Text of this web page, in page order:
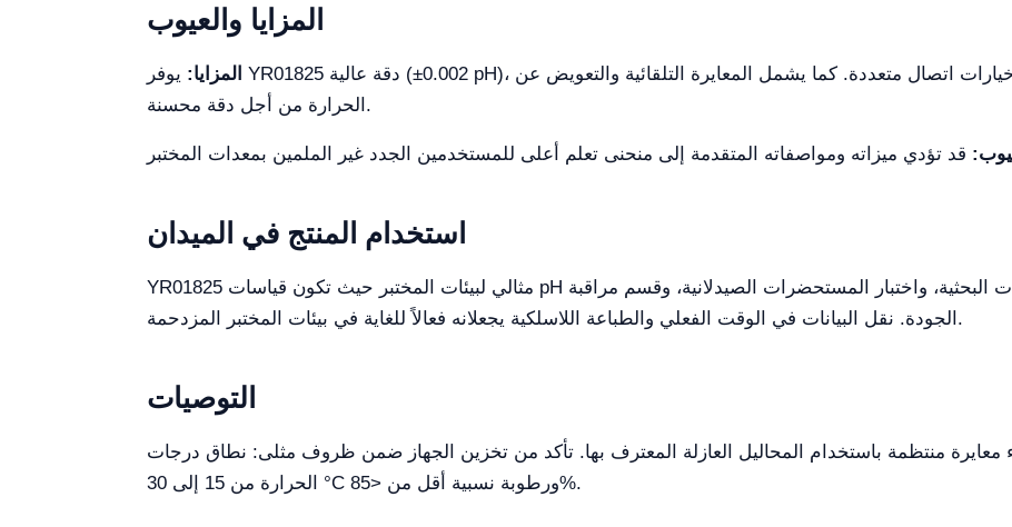
المزايا والعيوب
المزايا: يوفر YR01825 دقة عالية (±0.002 pH)، وشاشة لمس كبيرة لسيطرة أفضل، وخيارات اتصال متعددة. كما يشمل المعايرة التلقائية والتعويض عن
الحرارة من أجل دقة محسنة.
استخدام المنتج في الميدان
YR01825 مثالي لبيئات المختبر حيث تكون قياسات pH والأيونات دقيقة. يُستخدم غالباً في المختبرات البحثية، واختبار المستحضرات الصيدلانية، وقسم مراقبة
الجودة. نقل البيانات في الوقت الفعلي والطباعة اللاسلكية يجعلانه فعالاً للغاية في بيئات المختبر المزدحمة.
التوصيات
معايرة منتظمة باستخدام المحاليل العازلة المعترف بها. تأكد من تخزين الجهاز ضمن ظروف مثلى: نطاق درجات
الحرارة من 15 إلى 30 °C ورطوبة نسبية أقل من <85%.